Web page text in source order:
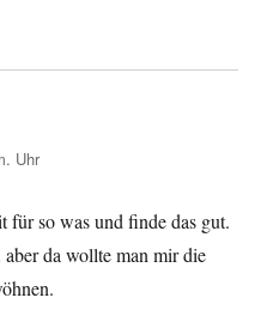
Uhr
für so was und finde das gut.
da wollte man mir die